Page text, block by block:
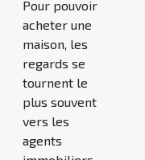
Pour pouvoir
acheter une
maison, les
regards se
tournent le
plus souvent
vers les
agents